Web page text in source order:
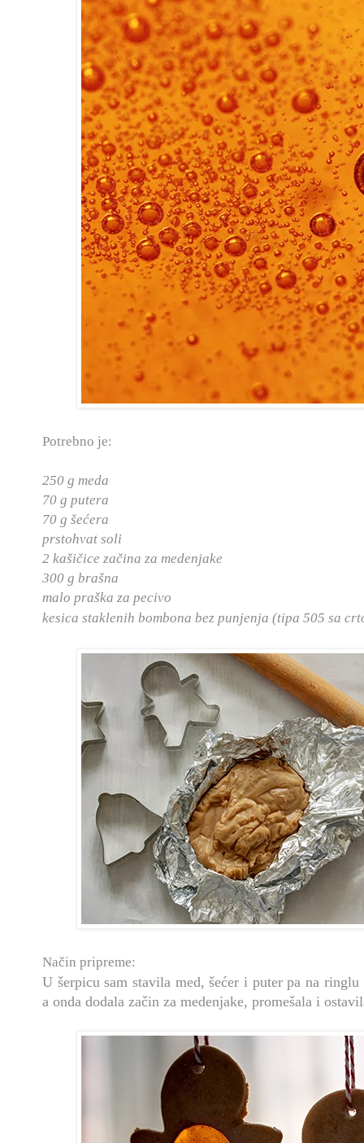
Potrebno je:
250 g meda
70 g putera
70 g šećera
prstohvat soli
2 kašičice začina za medenjake
300 g brašna
malo praška za pecivo
kesica staklenih bombona bez punjenja (tipa 505 sa
Način pripreme:
U šerpicu sam stavila med, šećer i puter pa na
a onda dodala začin za medenjake, promešala i